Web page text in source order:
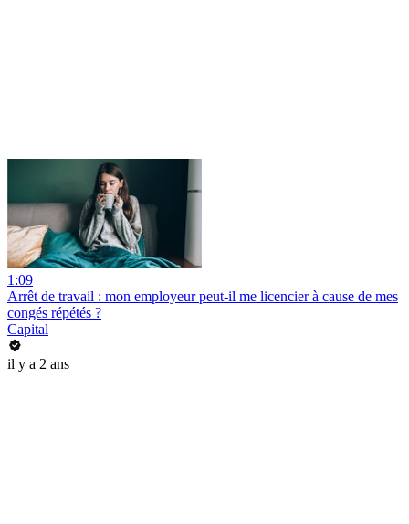
1:09
Arrêt de travail : mon employeur peut-il me licencier à cause de mes
congés répétés ?
Capital
il y a 2 ans